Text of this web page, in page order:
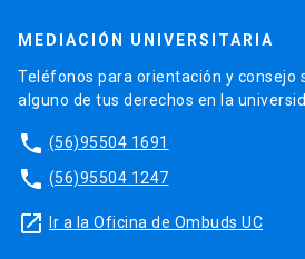
MEDIACIÓN UNIVERSITARIA
Teléfonos para orientación y consejo
alguno de tus derechos en la
phone (56)95504 1691
phone (56)95504 1247
launch Ir a la Oficina de Ombuds UC